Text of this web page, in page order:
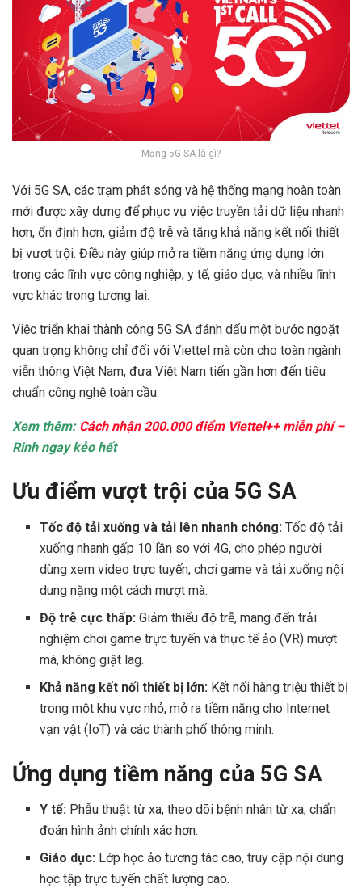
Mạng 5G SA là gì?
Với 5G SA, các trạm phát sóng và hệ thống mạng hoàn toàn
mới được xây dựng để phục vụ việc truyền tải dữ liệu nhanh
hơn, ổn định hơn, giảm độ trễ và tăng khả năng kết nối thiết
bị vượt trội. Điều này giúp mở ra tiềm năng ứng dụng lớn
trong các lĩnh vực công nghiệp, y tế, giáo dục, và nhiều lĩnh
vực khác trong tương lai.
Việc triển khai thành công 5G SA đánh dấu một bước ngoặt
quan trọng không chỉ đối với Viettel mà còn cho toàn ngành
viễn thông Việt Nam, đưa Việt Nam tiến gần hơn đến tiêu
chuẩn công nghệ toàn cầu.
Xem thêm: Cách nhận 200.000 điểm Viettel++ miễn phí –
Rinh ngay kẻo hết
Ưu điểm vượt trội của 5G SA
Tốc độ tải xuống và tải lên nhanh chóng: Tốc độ tải
xuống nhanh gấp 10 lần so với 4G, cho phép người
dùng xem video trực tuyến, chơi game và tải xuống nội
dung nặng một cách mượt mà.
Độ trễ cực thấp: Giảm thiểu độ trễ, mang đến trải
nghiệm chơi game trực tuyến và thực tế ảo (VR) mượt
mà, không giật lag.
Khả năng kết nối thiết bị lớn: Kết nối hàng triệu thiết bị
trong một khu vực nhỏ, mở ra tiềm năng cho Internet
vạn vật (IoT) và các thành phố thông minh.
Ứng dụng tiềm năng của 5G SA
Y tế: Phẫu thuật từ xa, theo dõi bệnh nhân từ xa, chẩn
đoán hình ảnh chính xác hơn.
Giáo dục: Lớp học ảo tương tác cao, truy cập nội dung
học tập trực tuyến chất lượng cao.